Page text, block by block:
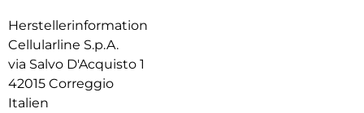
Herstellerinformation
Cellularline S.p.A.
via Salvo D'Acquisto 1
42015 Correggio
Italien